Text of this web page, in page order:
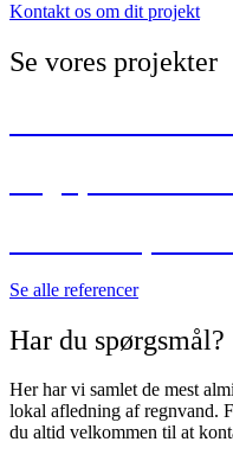
Kontakt os om dit projekt
Se vores projekter
Se alle referencer
Har du spørgsmål?
Her har vi samlet de mest
lokal afledning af regnvand.
du altid velkommen til at